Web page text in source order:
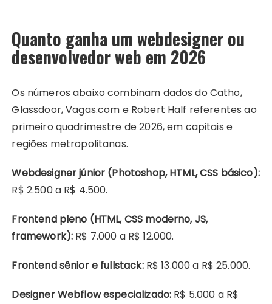
Quanto ganha um webdesigner ou
desenvolvedor web em 2026
Os números abaixo combinam dados do Catho,
Glassdoor, Vagas.com e Robert Half referentes ao
primeiro quadrimestre de 2026, em capitais e
regiões metropolitanas.
Webdesigner júnior (Photoshop, HTML, CSS básico):
R$ 2.500 a R$ 4.500.
Frontend pleno (HTML, CSS moderno, JS,
framework): R$ 7.000 a R$ 12.000.
Frontend sênior e fullstack:R$ 13.000 a R$ 25.000.
Designer Webflow especializado: R$ 5.000 a R$